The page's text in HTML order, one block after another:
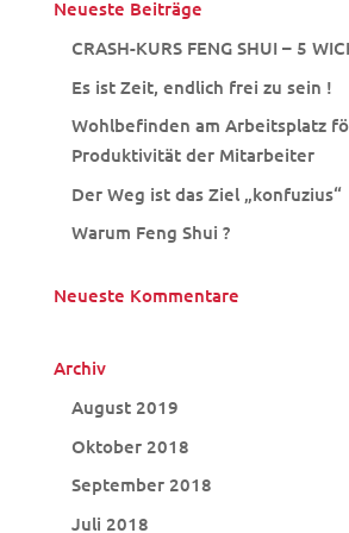
Neueste Beiträge
CRASH-KURS FENG SHUI – 5
Es ist Zeit, endlich frei zu sein !
Wohlbefinden am Arbeitsplatz
Produktivität der Mitarbeiter
Der Weg ist das Ziel „konfuzius“
Warum Feng Shui ?
Neueste Kommentare
Archiv
August 2019
Oktober 2018
September 2018
Juli 2018